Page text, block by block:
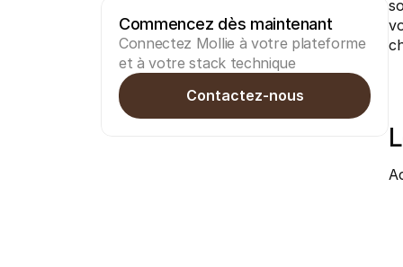
Commencez dès maintenant
Connectez Mollie à votre plateforme
et à votre stack technique
Contactez-nous